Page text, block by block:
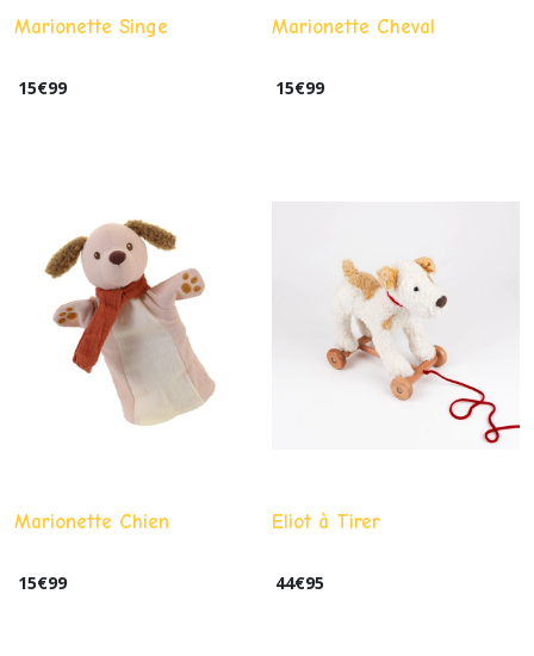
Marionette Singe
15€99
Marionette Cheval
15€99
Marionette Chien
15€99
Eliot à Tirer
44€95